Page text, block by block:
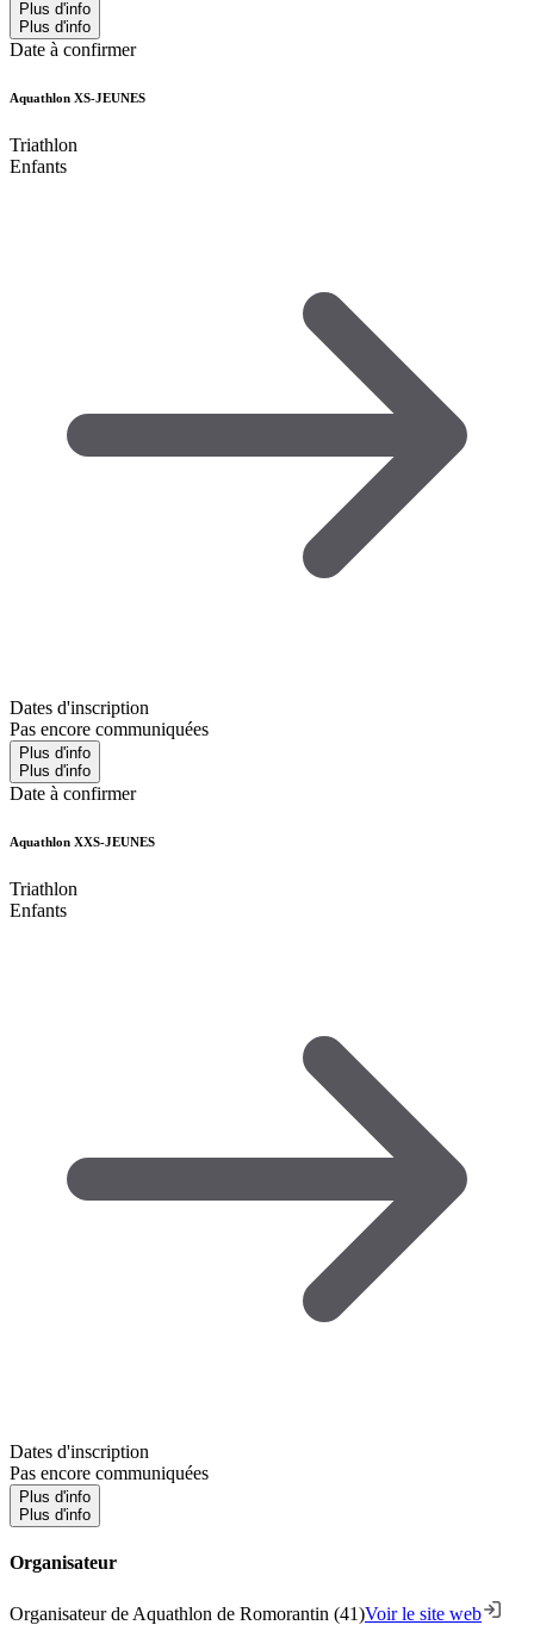
Plus d'info
Plus d'info
Date à confirmer
Aquathlon XS-JEUNES
Triathlon
Enfants
Dates d'inscription
Pas encore communiquées
Plus d'info
Plus d'info
Date à confirmer
Aquathlon XXS-JEUNES
Triathlon
Enfants
Dates d'inscription
Pas encore communiquées
Plus d'info
Plus d'info
Organisateur
Organisateur de Aquathlon de Romorantin (41)Voir le site web